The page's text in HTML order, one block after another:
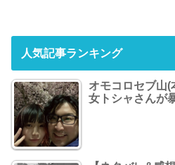
人気記事ランキング
オモコロセブ山
女トシャさんが